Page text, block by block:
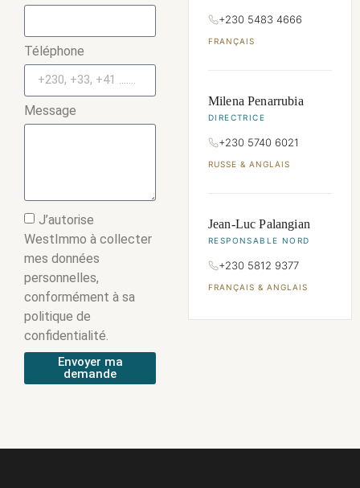
Téléphone
Message
J’autorise
WestImmo à collecter
mes données
personnelles,
conformément à sa
politique de
confidentialité.
Envoyer ma
demande
+230 5483 4666
FRANÇAIS
Milena Penarrubia
DIRECTRICE
+230 5740 6021
RUSSE & ANGLAIS
Jean-Luc Palangian
RESPONSABLE NORD
+230 5812 9377
FRANÇAIS & ANGLAIS